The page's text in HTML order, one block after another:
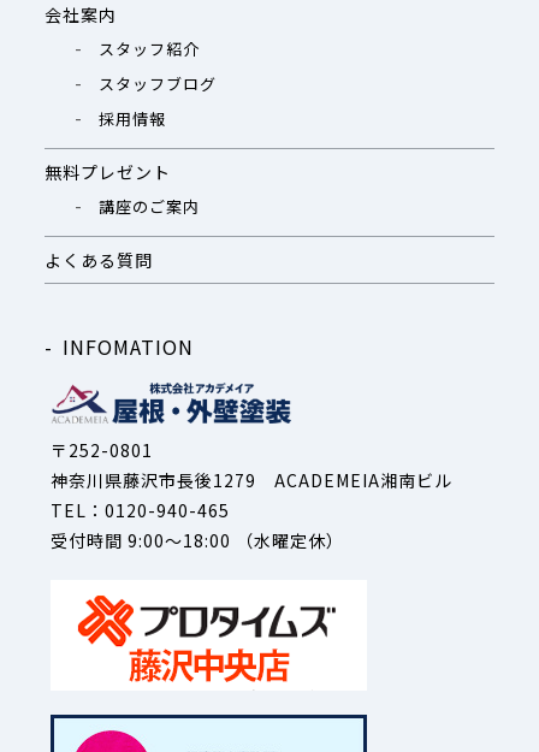
会社案内
スタッフ紹介
スタッフブログ
採用情報
無料プレゼント
講座のご案内
よくある質問
INFOMATION
〒252-0801
神奈川県藤沢市長後1279 ACADEMEIA湘南ビル
TEL：0120-940-465
受付時間 9:00～18:00 （水曜定休）